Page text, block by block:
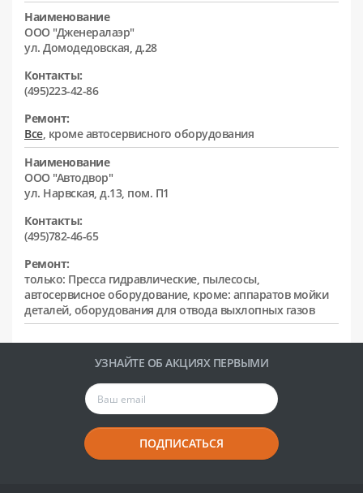
Наименование
ООО "Дженералаэр"
ул. Домодедовская, д.28
Контакты:
(495)223-42-86
Ремонт:
Все, кроме автосервисного оборудования
Наименование
ООО "Автодвор"
ул. Нарвская, д.13, пом. П1
Контакты:
(495)782-46-65
Ремонт:
только: Пресса гидравлические, пылесосы,
автосервисное оборудование, кроме: аппаратов мойки
деталей, оборудования для отвода выхлопных газов
УЗНАЙТЕ ОБ АКЦИЯХ ПЕРВЫМИ
ПОДПИСАТЬСЯ